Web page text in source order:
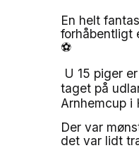
En helt
forhåbentligt
⚽️
U 15 piger
taget på
Arnhemcup i
Der var
det var lidt